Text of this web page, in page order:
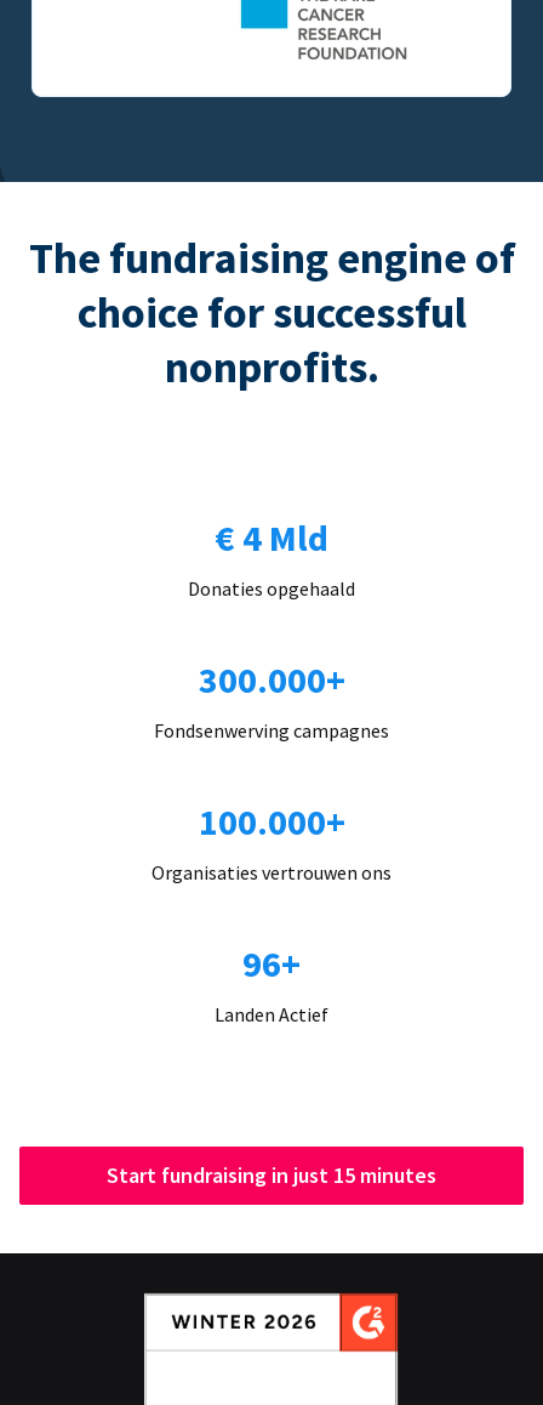
The fundraising engine of
choice for successful
nonprofits.
€ 4 Mld
Donaties opgehaald
300.000+
Fondsenwerving campagnes
100.000+
Organisaties vertrouwen ons
96+
Landen Actief
Start fundraising in just 15 minutes